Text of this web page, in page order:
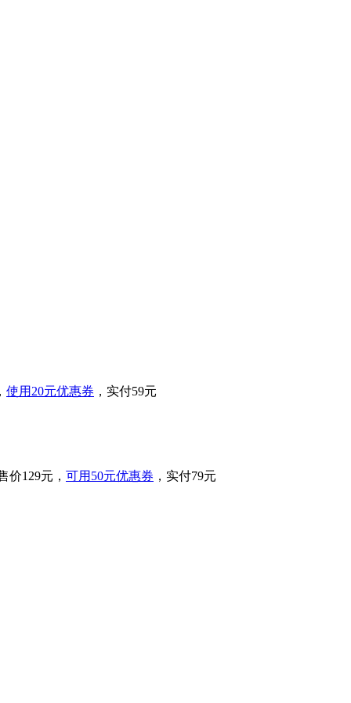
使用20元优惠券 ，实付59元
129元， 可用50元优惠券 ，实付79元